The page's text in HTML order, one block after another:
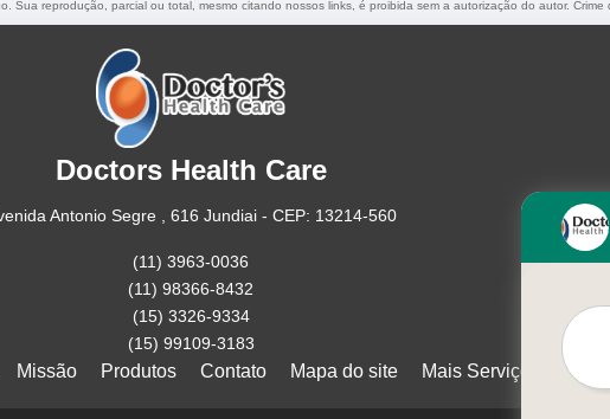
Sua reprodução, parcial ou total, mesmo citando nossos links, é proibida sem a autorização do autor.
Doctors Health Care
Antonio Segre , 616 Jundiai - CEP: 13214-560
(11) 3963-0036
(11) 98366-8432
(15) 3326-9334
(15) 99109-3183
Missão Produtos Contato Mapa do site Mais Serviços